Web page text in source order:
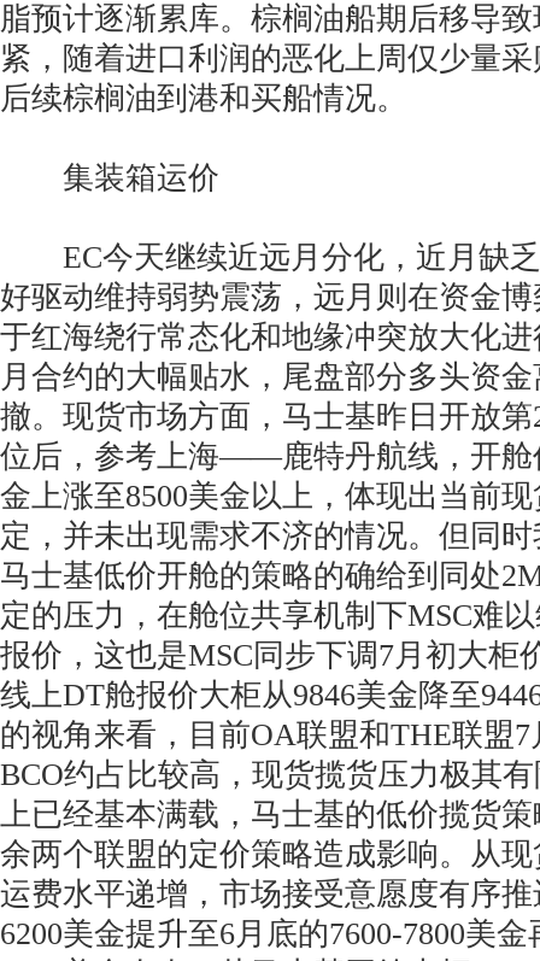
脂预计逐渐累库。棕榈油船期后移导
紧，随着进口利润的恶化上周仅少量
后续棕榈油到港和买船情况。
集装箱运价
EC今天继续近远月分化，近月缺乏
好驱动维持弱势震荡，远月则在资金
于红海绕行常态化和地缘冲突放大化
月合约的大幅贴水，尾盘部分多头资
撤。现货市场方面，马士基昨日开放
位后，参考上海——鹿特丹航线，开舱
金上涨至8500美金以上，体现出当前
定，并未出现需求不济的情况。但同
马士基低价开舱的策略的确给到同处
定的压力，在舱位共享机制下MSC难
报价，这也是MSC同步下调7月初大柜
线上DT舱报价大柜从9846美金降至
的视角来看，目前OA联盟和THE联盟
BCO约占比较高，现货揽货压力极其
上已经基本满载，马士基的低价揽货
余两个联盟的定价策略造成影响。从
运费水平递增，市场接受意愿度有序
6200美金提升至6月底的7600-7800美